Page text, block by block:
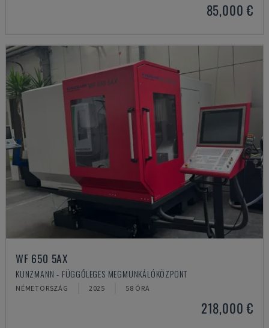
85,000 €
WF 650 5AX
KUNZMANN - FÜGGŐLEGES MEGMUNKÁLÓKÖZPONT
NÉMETORSZÁG 2025 58 ÓRA
218,000 €